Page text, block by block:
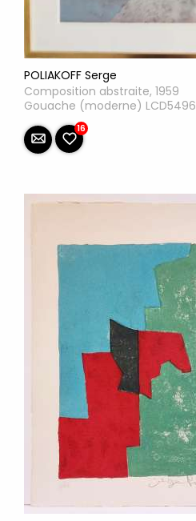
POLIAKOFF Serge
Composition abstraite, 1959
Gouache (moderne) LCD5496
16